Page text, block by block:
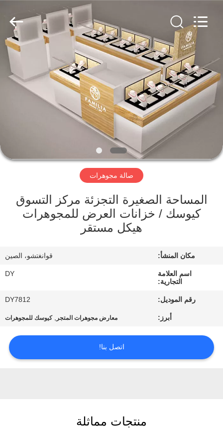
المنزل
المنتجات
فيديوهات
حولنا
في
المصنع
الجودة
اطلب
COMPANY
NEWS
Yang
Furniture
صالة مجوهرات
المساحة الصغيرة التجزئة مركز التسوق
كيوسك / خزانات العرض للمجوهرات
هيكل مستقر
مكان المنشأ: قوانغتشو، الصين
اسم العلامة
التجارية:
DY
رقم الموديل: DY7812
أبرز: معارض مجوهرات المتجر ,كيوسك للمجوهرات
اتصل بنا!
منتجات مماثلة